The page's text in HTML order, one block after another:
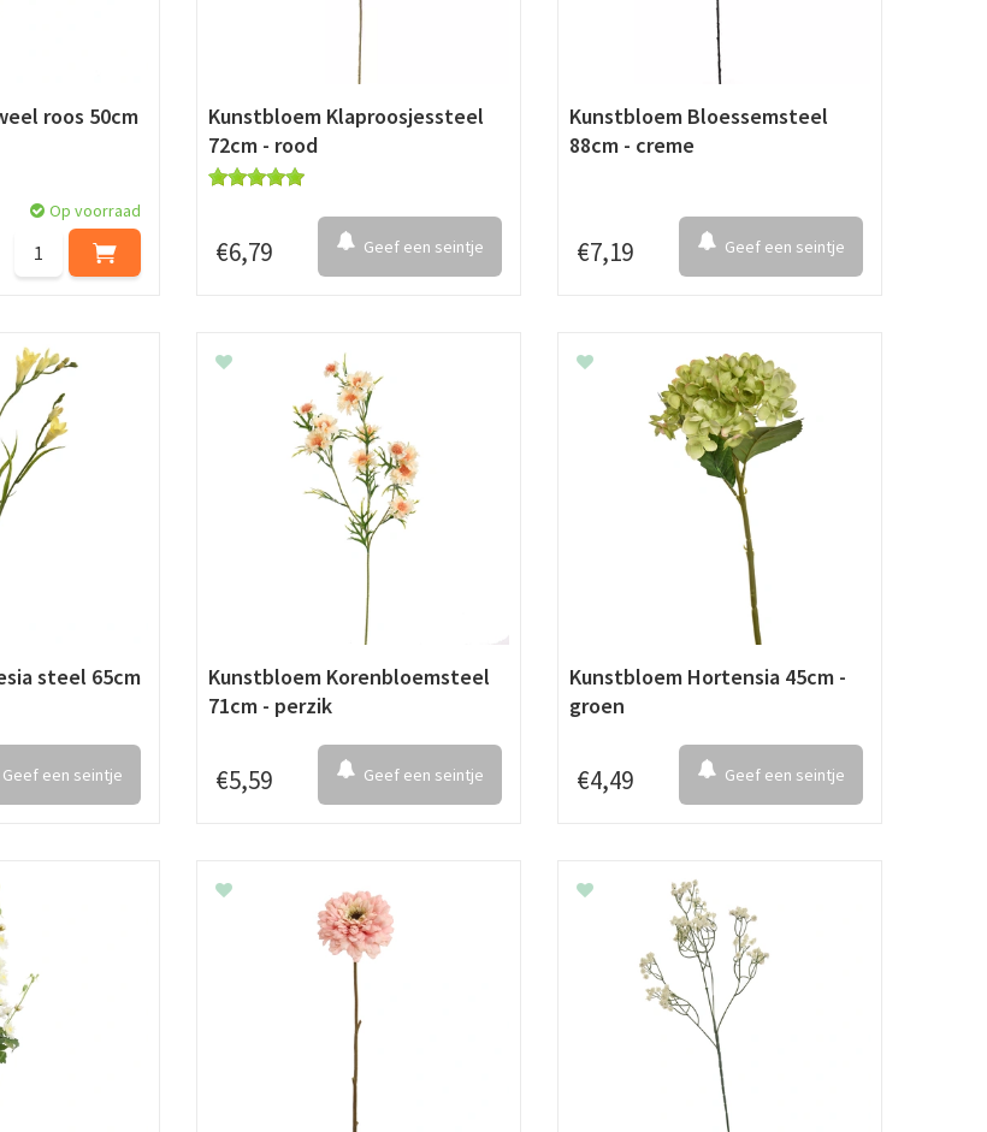
roos 50cm
Op voorraad
Kunstbloem Klaproosjessteel
72cm - rood
€6,79 Geef een seintje
Kunstbloem Bloessemsteel
88cm - creme
€7,19 Geef een seintje
steel 65cm
Geef een seintje
Kunstbloem Korenbloemsteel
71cm - perzik
€5,59 Geef een seintje
Kunstbloem Hortensia 45cm -
groen
€4,49 Geef een seintje